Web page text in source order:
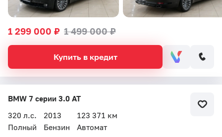
1 299 000 ₽ 1 499 000 ₽
Купить в кредит
BMW 7 серии 3.0 AT
320 л.с.
2013
123 371 км
Полный
Бензин Автомат